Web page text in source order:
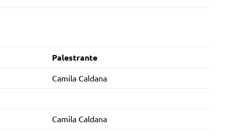
Palestrante
Camila Caldana
Camila Caldana